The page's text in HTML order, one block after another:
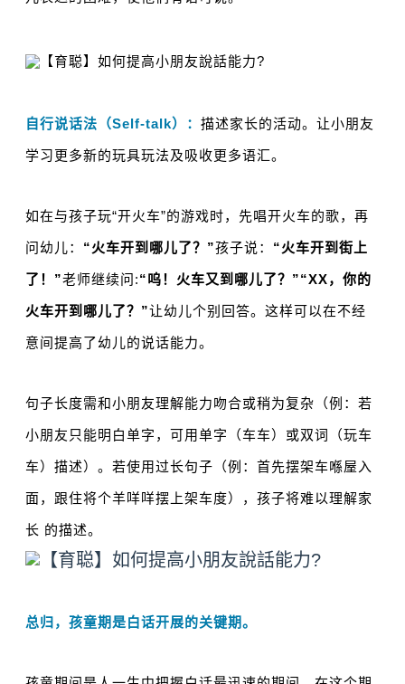
自行说话法（Self-talk）：描述家长的活动。让小朋友
学习更多新的玩具玩法及吸收更多语汇。
如在与孩子玩“开火车”的游戏时，先唱开火车的歌，再
问幼儿： “火车开到哪儿了？ ”孩子说： “火车开到街上
了！ ”老师继续问:“呜！ 火车又到哪儿了？ ”“XX，你的
火车开到哪儿了？ ”让幼儿个别回答。这样可以在不经
意间提高了幼儿的说话能力。
句子长度需和小朋友理解能力吻合或稍为复杂（例：若
小朋友只能明白单字，可用单字（车车）或双词（玩车
车）描述）。若使用过长句子（例：首先摆架车喺屋入
面，跟住将个羊咩咩摆上架车度），孩子将难以理解家
长 的描述。
总归，孩童期是白话开展的关键期。